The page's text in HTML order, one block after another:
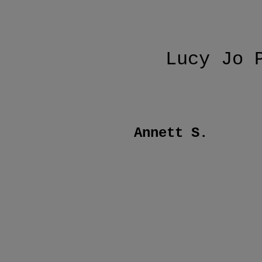
Lucy Jo
Annett S.